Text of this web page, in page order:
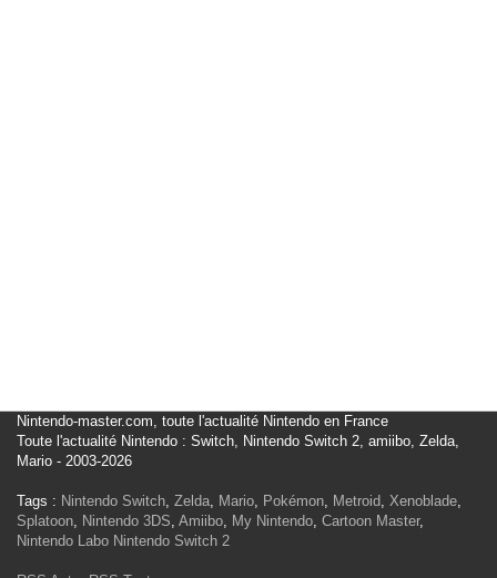
Nintendo-master.com, toute l'actualité Nintendo en France
Toute l'actualité Nintendo : Switch, Nintendo Switch 2, amiibo, Zelda,
Mario - 2003-2026
Tags : Nintendo Switch, Zelda, Mario, Pokémon, Metroid, Xenoblade,
Splatoon, Nintendo 3DS, Amiibo, My Nintendo, Cartoon Master,
Nintendo Labo Nintendo Switch 2